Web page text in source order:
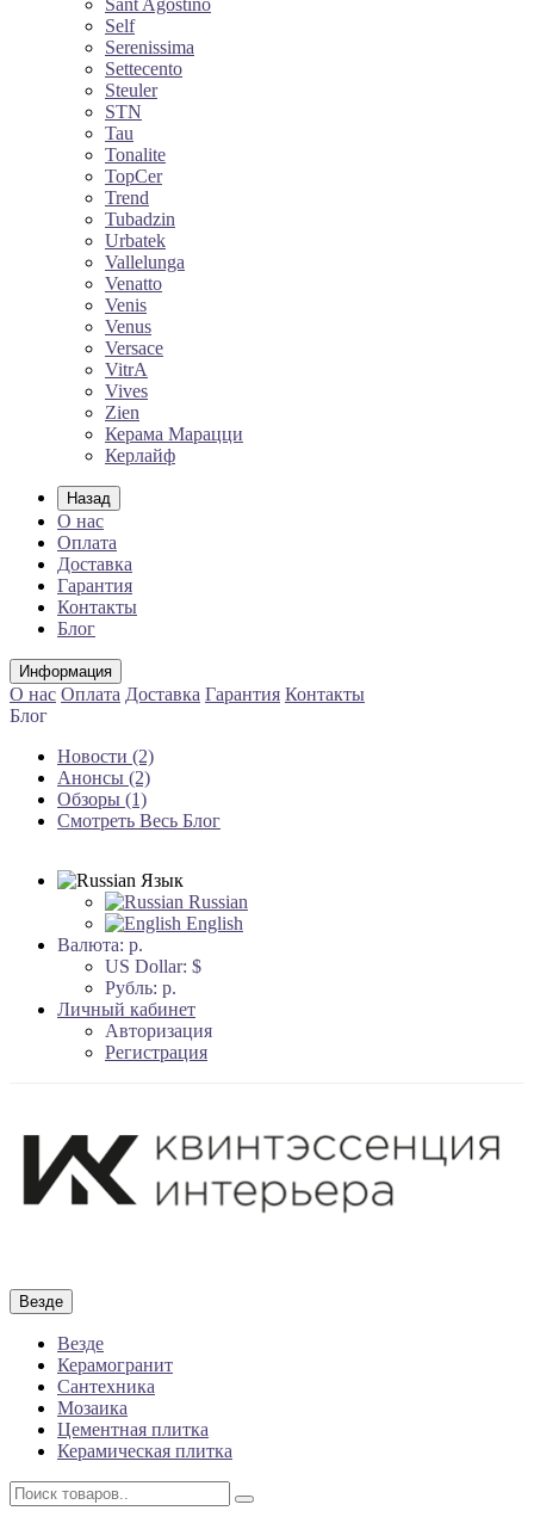
Sant Agostino
Self
Serenissima
Settecento
Steuler
STN
Tau
Tonalite
TopCer
Trend
Tubadzin
Urbatek
Vallelunga
Venatto
Venis
Venus
Versace
VitrA
Vives
Zien
Керама Марацци
Керлайф
Назад
О нас
Оплата
Доставка
Гарантия
Контакты
Блог
Информация
О нас Оплата Доставка Гарантия Контакты
Блог
Новости (2)
Анонсы (2)
Обзоры (1)
Смотреть Весь Блог
Язык
Russian
English
Валюта: р.
US Dollar: $
Рубль: р.
Личный кабинет
Авторизация
Регистрация
Везде
Везде
Керамогранит
Сантехника
Мозаика
Цементная плитка
Керамическая плитка